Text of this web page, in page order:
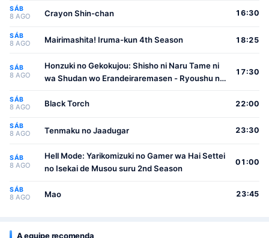
SÁB
8 AGO Crayon Shin-chan 16:30
SÁB
8 AGO Mairimashita! Iruma-kun 4th Season 18:25
SÁB
8 AGO
Honzuki no Gekokujou: Shisho ni Naru Tame ni
wa Shudan wo Erandeiraremasen - Ryoushu no
17:30
SÁB
8 AGO Black Torch 22:00
SÁB
8 AGO Tenmaku no Jaadugar 23:30
SÁB
8 AGO
Hell Mode: Yarikomizuki no Gamer wa Hai Settei
no Isekai de Musou suru 2nd Season
01:00
SÁB
8 AGO Mao 23:45
A equipe recomenda